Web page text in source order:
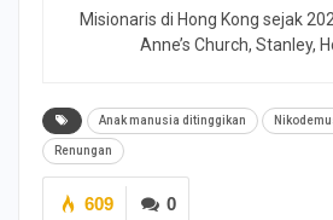
Misionaris di Hong Kong sejak
Anne’s Church, Stanley,
Anak manusia ditinggikan
Renungan
0
609